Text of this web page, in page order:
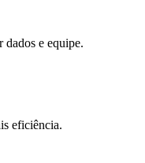
dados e equipe.
eficiência.